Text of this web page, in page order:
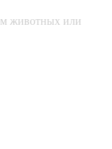
животных или